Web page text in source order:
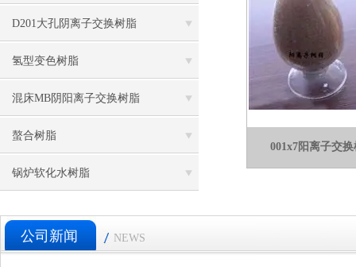
D201大孔阴离子交换树脂
氢型变色树脂
混床MB阴阳离子交换树脂
螯合树脂
锅炉软化水树脂
001x7阳离子交
公司新闻 NEWS